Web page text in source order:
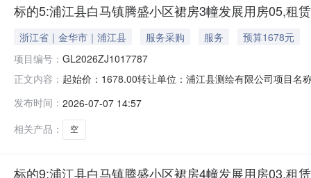
标的5:浦江县白马镇腾盛小区裙房3幢发展用房05,租
浙江省｜金华市｜浦江县 服务采购 服务
预算1678元
项目编号： GL2026ZJ1017787
正文内容： 起始价：1678.00转让单位：浦江县测绘有限公司项目
发布时间： 2026-07-07 14:57
相关产品：
空
标的9:浦江县白马镇腾盛小区裙房4幢发展用房03,租